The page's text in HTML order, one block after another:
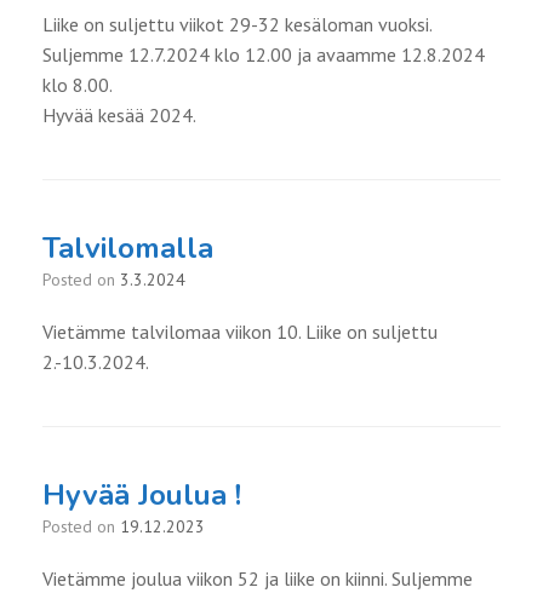
Liike on suljettu viikot 29-32 kesäloman vuoksi.
Suljemme 12.7.2024 klo 12.00 ja avaamme 12.8.2024
klo 8.00.
Hyvää kesää 2024.
Talvilomalla
Posted on 3.3.2024
Vietämme talvilomaa viikon 10. Liike on suljettu
2.-10.3.2024.
Hyvää Joulua !
Posted on 19.12.2023
Vietämme joulua viikon 52 ja liike on kiinni. Suljemme